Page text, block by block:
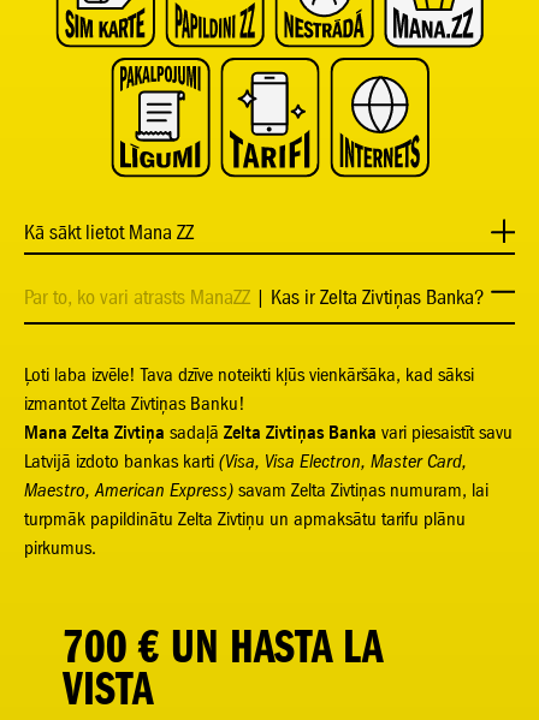
Kā sākt lietot Mana ZZ
Par to, ko vari atrasts ManaZZ | Kas ir Zelta Zivtiņas Banka?
Ļoti laba izvēle! Tava dzīve noteikti kļūs vienkāršāka, kad sāksi
izmantot Zelta Zivtiņas Banku!
Mana Zelta Zivtiņa sadaļā Zelta ZivtiņasBanka vari piesaistīt savu
Latvijā izdoto bankas karti (Visa, Visa Electron, Master Card,
Maestro, American Express) savam Zelta Zivtiņas numuram, lai
turpmāk papildinātu Zelta Zivtiņu un apmaksātu tarifu plānu
pirkumus.
700 € UN HASTA LA
VISTA